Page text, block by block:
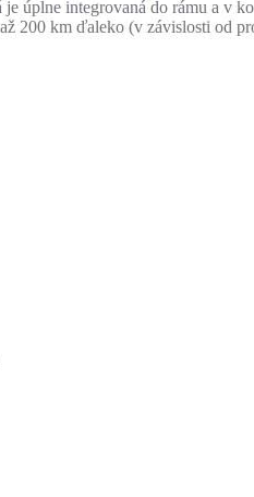
integrovaná do rámu a v
200 km ďaleko (v závislosti od